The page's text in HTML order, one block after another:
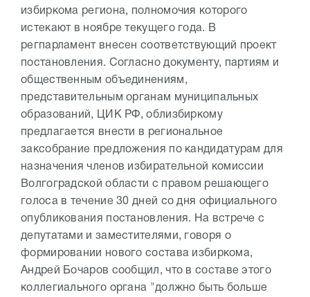
избиркома региона, полномочия которого
истекают в ноябре текущего года. В
регпарламент внесен соответствующий проект
постановления. Согласно документу, партиям и
общественным объединениям,
представительным органам муниципальных
образований, ЦИК РФ, облизбиркому
предлагается внести в региональное
заксобрание предложения по кандидатурам для
назначения членов избирательной комиссии
Волгоградской области с правом решающего
голоса в течение 30 дней со дня официального
опубликования постановления. На встрече с
депутатами и заместителями, говоря о
формировании нового состава избиркома,
Андрей Бочаров сообщил, что в составе этого
коллегиального органа "должно быть больше